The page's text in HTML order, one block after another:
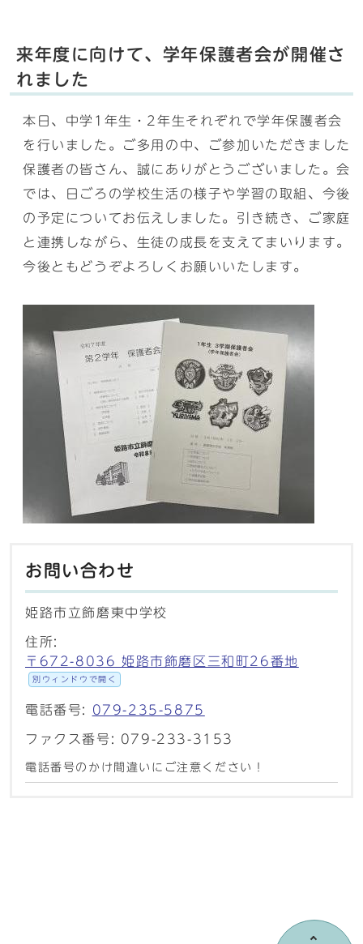
来年度に向けて、学年保護者会が開催さ
れました
本日、中学1年生・2年生それぞれで学年保護者会
を行いました。ご多用の中、ご参加いただきました
保護者の皆さん、誠にありがとうございました。会
では、日ごろの学校生活の様子や学習の取組、今後
の予定についてお伝えしました。引き続き、ご家庭
と連携しながら、生徒の成長を支えてまいります。
今後ともどうぞよろしくお願いいたします。
お問い合わせ
姫路市立飾磨東中学校
住所:
〒672-8036 姫路市飾磨区三和町26番地
別ウィンドウで開く
電話番号: 079-235-5875
ファクス番号: 079-233-3153
電話番号のかけ間違いにご注意ください！